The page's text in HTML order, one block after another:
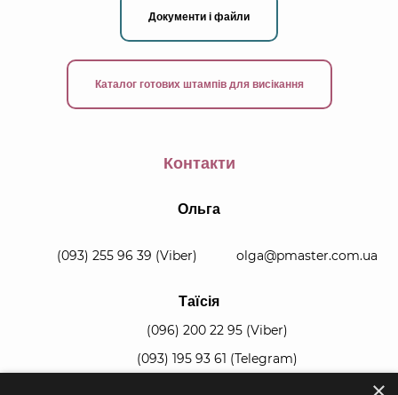
Документи і файли
Каталог готових штампів для висікання
Контакти
Ольга
(093) 255 96 39 (Viber) olga@pmaster.com.ua
Таїсія
(096) 200 22 95(Viber)
(093) 195 93 61 (Telegram)